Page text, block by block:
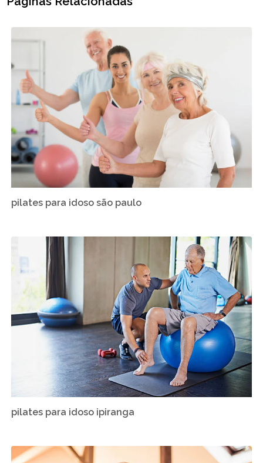
pilates para idoso são paulo
pilates para idoso ipiranga